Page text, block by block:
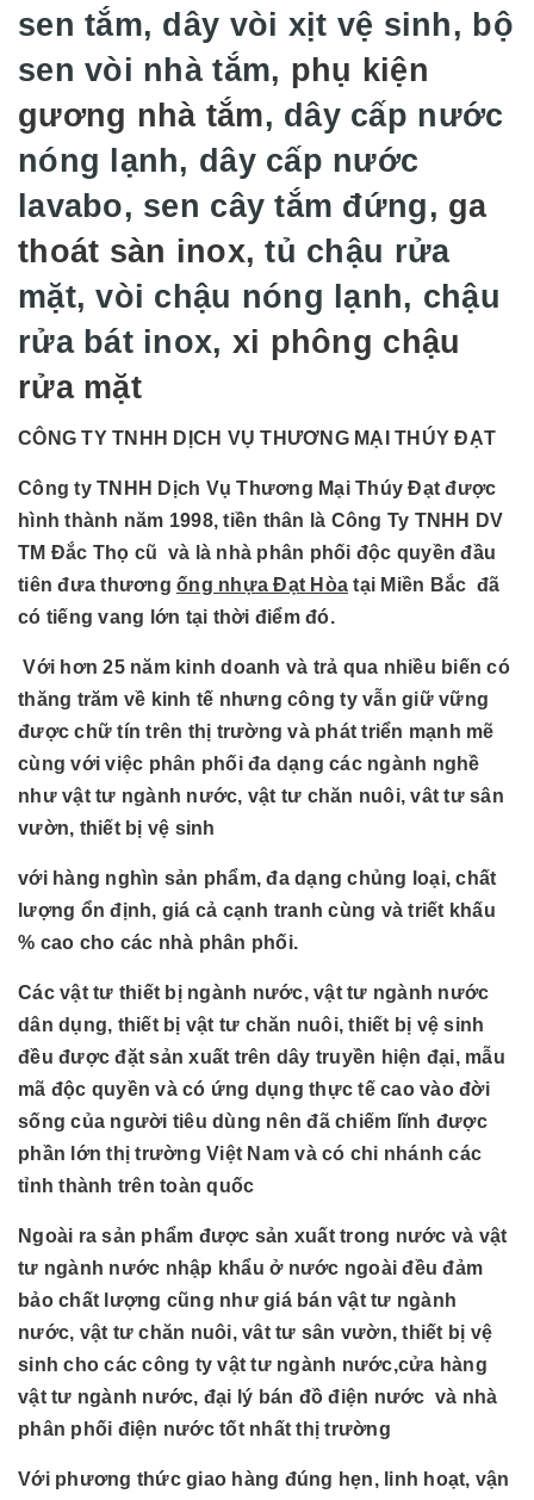
sen tắm, dây vòi xịt vệ sinh, bộ
sen vòi nhà tắm, phụ kiện
gương nhà tắm, dây cấp nước
nóng lạnh, dây cấp nước
lavabo, sen cây tắm đứng, ga
thoát sàn inox, tủ chậu rửa
mặt, vòi chậu nóng lạnh, chậu
rửa bát inox, xi phông chậu
rửa mặt
CÔNG TY TNHH DỊCH VỤ THƯƠNG MẠI THÚY ĐẠT
Công ty TNHH Dịch Vụ Thương Mại Thúy Đạt được
hình thành năm 1998, tiền thân là Công Ty TNHH DV
TM Đắc Thọ cũ và là nhà phân phối độc quyền đầu
tiên đưa thương ống nhựa Đạt Hòa tại Miền Bắc đã
có tiếng vang lớn tại thời điểm đó.
Với hơn 25 năm kinh doanh và trả qua nhiều biến có
thăng trăm về kinh tế nhưng công ty vẫn giữ vững
được chữ tín trên thị trường và phát triển mạnh mẽ
cùng với việc phân phối đa dạng các ngành nghề
như vật tư ngành nước, vật tư chăn nuôi, vât tư sân
vườn, thiết bị vệ sinh
với hàng nghìn sản phẩm, đa dạng chủng loại, chất
lượng ổn định, giá cả cạnh tranh cùng và triết khấu
% cao cho các nhà phân phối.
Các vật tư thiết bị ngành nước, vật tư ngành nước
dân dụng, thiết bị vật tư chăn nuôi, thiết bị vệ sinh
đều được đặt sản xuất trên dây truyền hiện đại, mẫu
mã độc quyền và có ứng dụng thực tế cao vào đời
sống của người tiêu dùng nên đã chiếm lĩnh được
phần lớn thị trường Việt Nam và có chi nhánh các
tỉnh thành trên toàn quốc
Ngoài ra sản phẩm được sản xuất trong nước và vật
tư ngành nước nhập khẩu ở nước ngoài đều đảm
bảo chất lượng cũng như giá bán vật tư ngành
nước, vật tư chăn nuôi, vât tư sân vườn, thiết bị vệ
sinh cho các công ty vật tư ngành nước,cửa hàng
vật tư ngành nước, đại lý bán đồ điện nước và nhà
phân phối điện nước tốt nhất thị trường
Với phương thức giao hàng đúng hẹn, linh hoạt, vận